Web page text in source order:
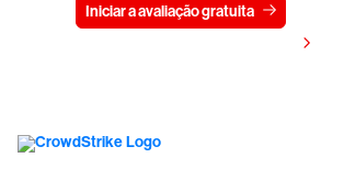
Iniciar a avaliação gratuita